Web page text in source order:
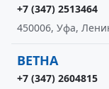
+7 (347) 2513464
450006, Уфа,
ВЕТНА
+7 (347) 2604815